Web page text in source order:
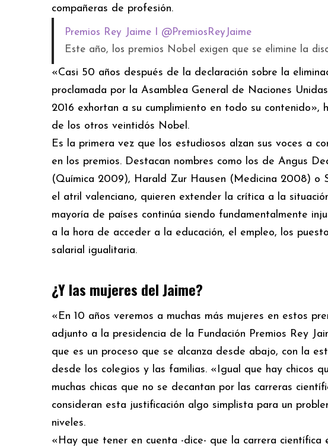
compañeras de profesión.
Premios Rey Jaime I @PremiosReyJaime
Este año, los premios Nobel exigen que se elimine la
«Casi 50 años después de la declaración sobre la
proclamada por la Asamblea General de Naciones
2016 exhortan a su cumplimiento en todo su
de los otros veintidós Nobel.
Es la primera vez que los estudiosos alzan sus voces a
en los premios. Destacan nombres como los de Angus
(Química 2009), Harald Zur Hausen (Medicina 2008) o
el atril valenciano, quieren extender la crítica a la
mayoría de países continúa siendo fundamentalmente
a la hora de acceder a la educación, el empleo, los
salarial igualitaria.
¿Y las mujeres del Jaime?
«En 10 años veremos a muchas más mujeres en estos
adjunto a la presidencia de la Fundación Premios Rey
que es un proceso que se alcanza desde abajo, con la
desde los colegios y las familias. «Igual que hay chicos
muchas chicas que no se decantan por las carreras
consideran esta justificación algo simplista para un
niveles.
«Hay que tener en cuenta -dice- que la carrera científica